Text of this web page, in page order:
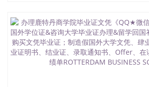
551190476 圣何塞州立大学（San Jose
University, 又译为“圣荷西州立大学”）
年，简称SJSU，是加州历史悠久的大
西地区的公立大学之一。位于圣何塞
心，占地154公顷。它是一所位于加利
名综合性公立大学，它以极高的就业